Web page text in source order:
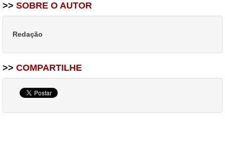
>> SOBRE O AUTOR
Redação
>> COMPARTILHE